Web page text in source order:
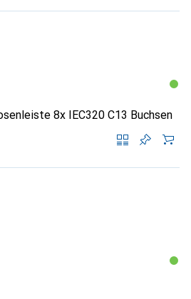
8x IEC320 C13 Buchsen